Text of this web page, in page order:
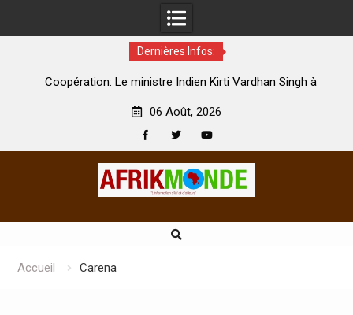
Dernières Infos:
Coopération: Le ministre Indien Kirti Vardhan Singh à
06 Août, 2026
Accueil Carena